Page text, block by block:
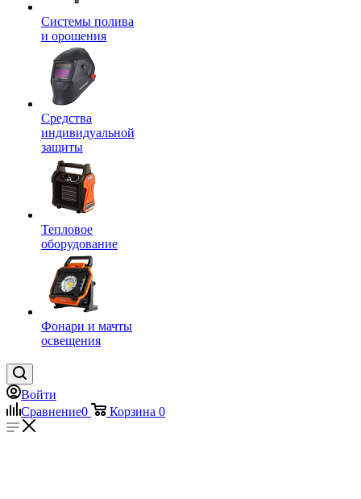
Системы полива
и орошения
Средства
индивидуальной
защиты
Тепловое
оборудование
Фонари и мачты
освещения
Войти
Сравнение0 Корзина 0